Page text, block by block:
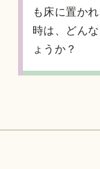
も床に置か
時は、どん
ょうか？